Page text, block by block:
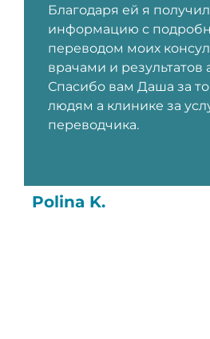
Благодаря ей я
информацию с
переводом моих
врачами и результатов
Спасибо вам Даша за
людям а клинике за
переводчика.
Polina K.